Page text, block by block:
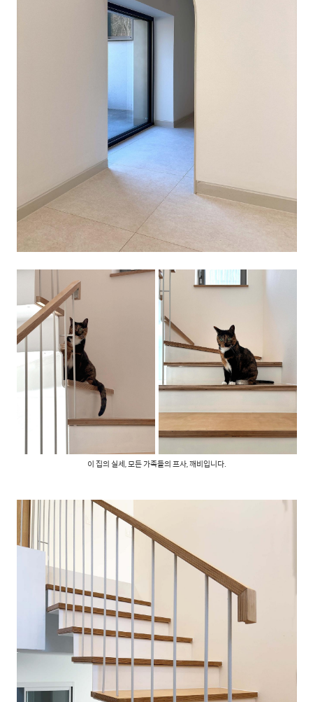
이 집의 실세, 모든 가족들의 프사, 깨비입니다.